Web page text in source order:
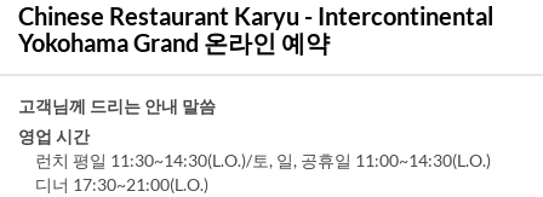
Chinese Restaurant Karyu - Intercontinental
Yokohama Grand 온라인 예약
고객님께 드리는 안내 말씀
영업 시간
런치 평일 11:30~14:30(L.O.)/토, 일, 공휴일 11:00~14:30(L.O.)
디너 17:30~21:00(L.O.)